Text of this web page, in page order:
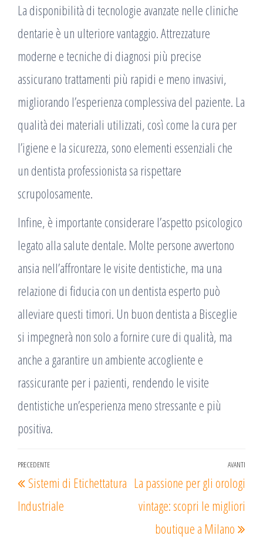
La disponibilità di tecnologie avanzate nelle cliniche
dentarie è un ulteriore vantaggio. Attrezzature
moderne e tecniche di diagnosi più precise
assicurano trattamenti più rapidi e meno invasivi,
migliorando l’esperienza complessiva del paziente. La
qualità dei materiali utilizzati, così come la cura per
l’igiene e la sicurezza, sono elementi essenziali che
un dentista professionista sa rispettare
scrupolosamente.
Infine, è importante considerare l’aspetto psicologico
legato alla salute dentale. Molte persone avvertono
ansia nell’affrontare le visite dentistiche, ma una
relazione di fiducia con un dentista esperto può
alleviare questi timori. Un buon dentista a Bisceglie
si impegnerà non solo a fornire cure di qualità, ma
anche a garantire un ambiente accogliente e
rassicurante per i pazienti, rendendo le visite
dentistiche un’esperienza meno stressante e più
positiva.
Navigazione
articoli
Articolo
precedente
PRECEDENTE
Sistemi di Etichettatura
Industriale
AVANTI
La passione per gli orologi
vintage: scopri le migliori
boutique a Milano